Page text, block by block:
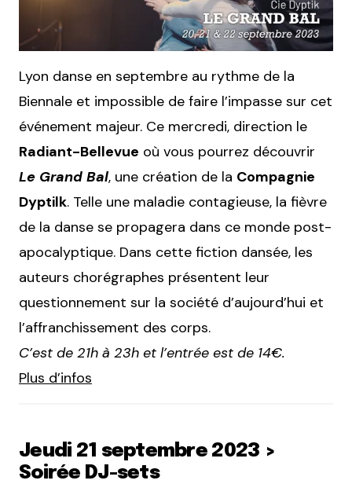
Lyon danse en septembre au rythme de la
Biennale et impossible de faire l’impasse sur cet
événement majeur. Ce mercredi, direction le
Radiant-Bellevue où vous pourrez découvrir
Le Grand Bal, une création de la Compagnie
Dyptilk. Telle une maladie contagieuse, la fièvre
de la danse se propagera dans ce monde post-
apocalyptique. Dans cette fiction dansée, les
auteurs chorégraphes présentent leur
questionnement sur la société d’aujourd’hui et
l’affranchissement des corps.
C’est de 21h à 23h et l’entrée est de 14€.
Plus d’infos
Jeudi 21 septembre 2023 >
Soirée DJ-sets